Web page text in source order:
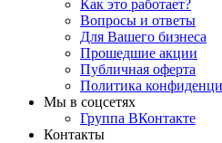
Как это работает?
Вопросы и ответы
Для Вашего бизнеса
Прошедшие акции
Публичная оферта
Политика
Мы в соцсетях
Группа ВКонтакте
Контакты